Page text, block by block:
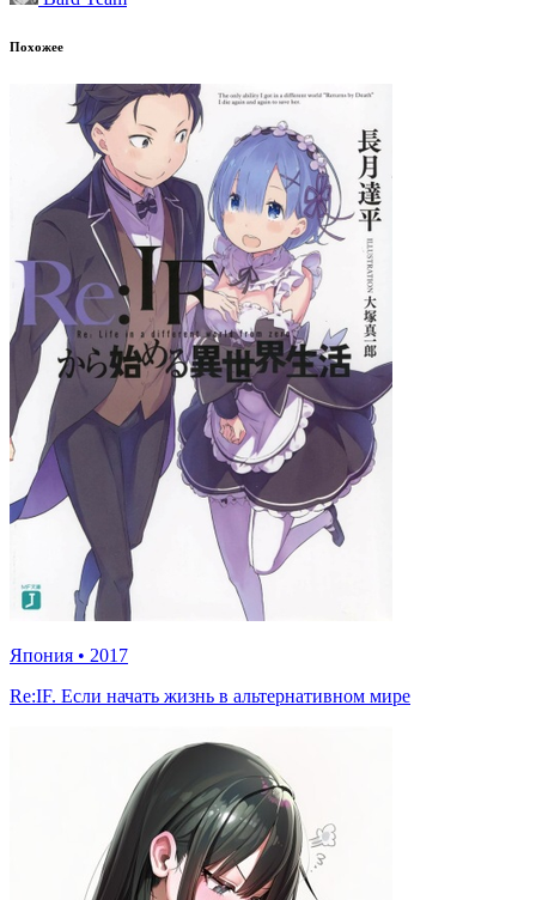
Похожее
Япония • 2017
Re:IF. Если начать жизнь в альтернативном мире